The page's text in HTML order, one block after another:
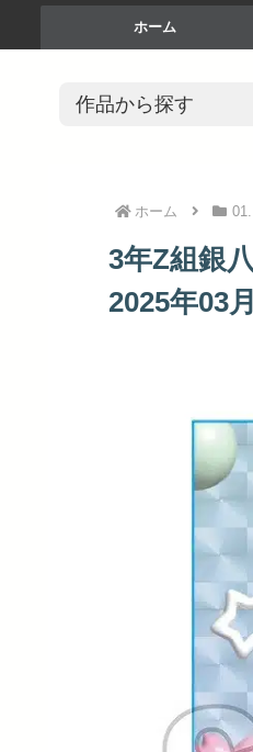
ホーム
ホーム
3年Z組銀
2025年03